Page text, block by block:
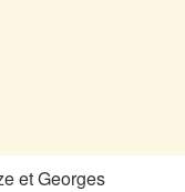
et Georges